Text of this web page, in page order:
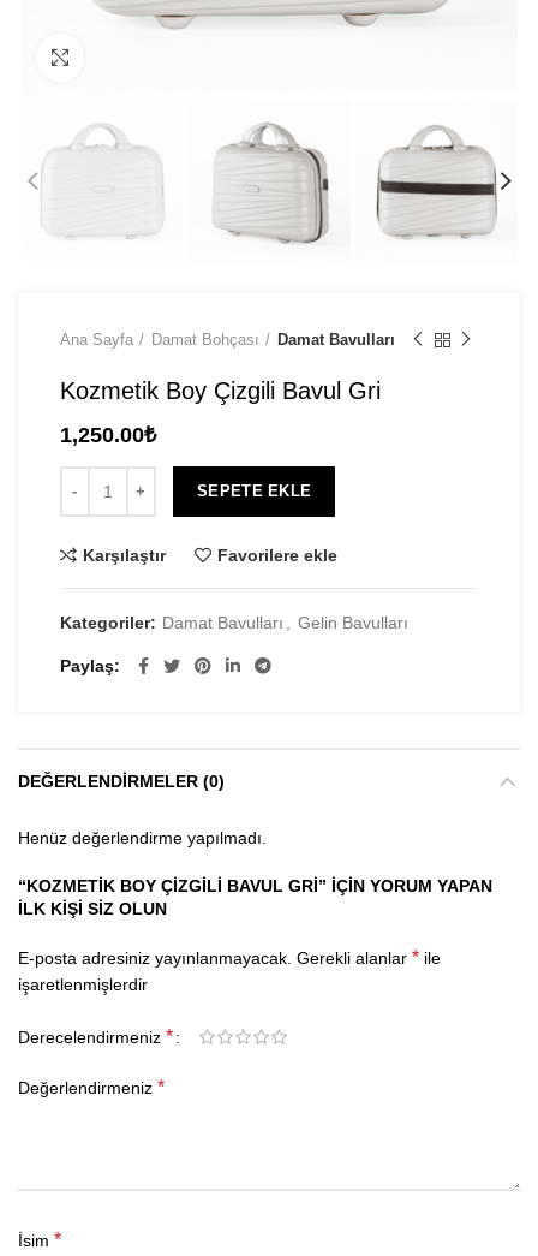
Ana Sayfa Damat Bohçası Damat Bavulları
Kozmetik Boy Çizgili Bavul Gri
1,250.00₺
SEPETE EKLE
Karşılaştır Favorilere ekle
Kategoriler: Damat Bavulları , Gelin Bavulları
Paylaş
DEĞERLENDIRMELER (0)
Henüz değerlendirme yapılmadı.
“KOZMETIK BOY ÇIZGILI BAVUL GRI” IÇIN YORUM YAPAN
ILK KIŞI SIZ OLUN
E-posta adresiniz yayınlanmayacak. Gerekli alanlar * ile
işaretlenmişlerdir
Derecelendirmeniz *
Değerlendirmeniz *
İsim *